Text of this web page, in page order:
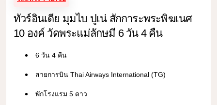
ทัวร์อินเดีย มุมไบ ปูเน่ สักการะพระพิฆเนศ
10 องค์ วัดพระแม่ลักษมี 6 วัน 4 คืน
6 วัน 4 คืน
สายการบิน Thai Airways International (TG)
พักโรงแรม 5 ดาว